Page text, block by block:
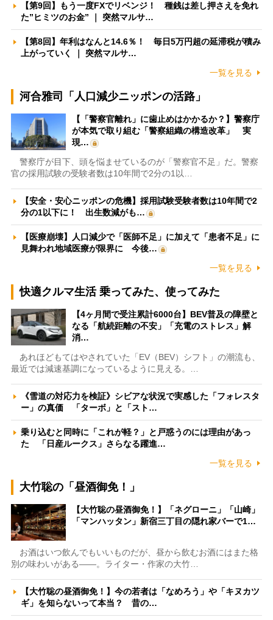
【第9回】もう一度FXでリベンジ！ 種銭は差し押さえを免れ
た”ヒミツのお金” ｜ 突然マルサ…
【第8回】年利はなんと14.6％！ 毎日5万円超の延滞税が積み
上がっていく ｜ 突然マルサ…
一覧を見る
河合雅司「人口減少ニッポンの活路」
【「警察官離れ」に歯止めはかかるか？】警察庁
が本気で取り組む「警察組織の構造改革」 実
現…
警察庁が目下、頭を悩ませているのが「警察官不足」だ。警察
官の採用試験の受験者数は10年間で2分の1以…
【安全・安心ニッポンの危機】採用試験受験者数は10年間で2
分の1以下に！ 出生数減がも…
【医療崩壊】人口減少で「医師不足」に加えて「患者不足」に
見舞われ地域医療が限界に 今後…
一覧を見る
快適クルマ生活 乗ってみた、使ってみた
【4ヶ月間で受注累計6000台】BEV普及の障壁と
なる「航続距離の不安」「充電のストレス」解
消…
あれほどもてはやされていた「EV（BEV）シフト」の潮流も、
最近では減速基調になっているように見える。…
《雪道の対応力を検証》シビアな状況で実感した「フォレスタ
ー」の真価 「ターボ」と「スト…
乗り込むと同時に「これが軽？」と戸惑うのには理由があっ
た 「日産ルークス」さらなる躍進…
一覧を見る
大竹聡の「昼酒御免！」
【大竹聡の昼酒御免！】「ネグローニ」「山崎」
「マンハッタン」新宿三丁目の隠れ家バーで1…
お酒はいつ飲んでもいいものだが、昼から飲むお酒にはまた格
別の味わいがある――。ライター・作家の大竹…
【大竹聡の昼酒御免！】今の若者は「なめろう」や「キヌカツ
ギ」を知らないって本当？ 昔の…